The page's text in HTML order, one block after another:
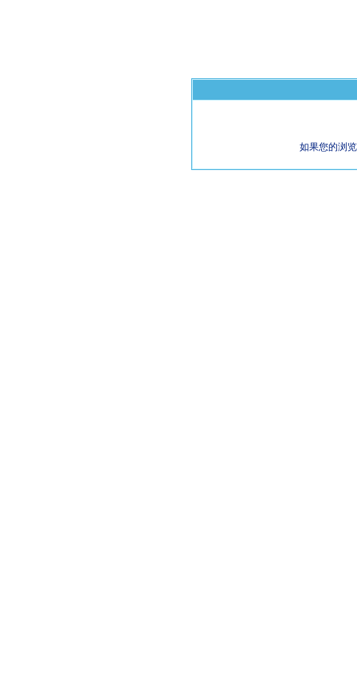
如果您的浏